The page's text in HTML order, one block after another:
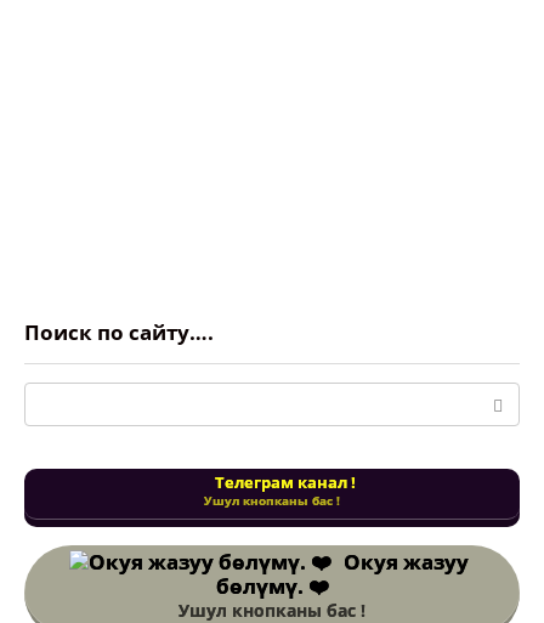
Поиск по сайту….
Поиск:
Телеграм канал !
Ушул кнопканы бас !
Окуя жазуу
бөлүмү. ❤️
Ушул кнопканы бас !